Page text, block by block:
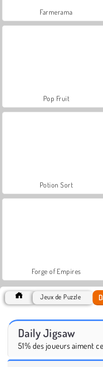
Farmerama
Pop Fruit
Potion Sort
Forge of Empires
Jeux de Puzzle
Daily Jigsaw
51% des joueurs aiment